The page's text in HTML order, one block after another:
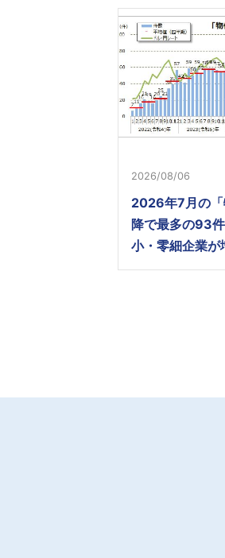
2026/08/06
2026年7月の
降で最多の93
小・零細企業